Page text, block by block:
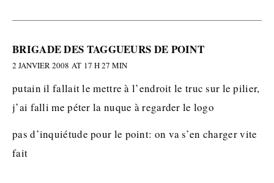
BRIGADE DES TAGGUEURS DE POINT
2 JANVIER 2008 AT 17 H 27 MIN
putain il fallait le mettre à l’endroit le truc sur le pilier,
j’ai falli me péter la nuque à regarder le logo
pas d’inquiétude pour le point: on va s’en charger vite
fait